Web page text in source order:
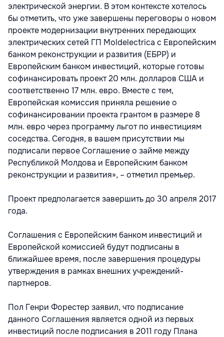
электрической энергии. В этом контексте хотелось
бы отметить, что уже завершены переговоры о новом
проекте модернизации внутренних передающих
электрических сетей ГП Moldelectrica с Европейским
банком реконструкции и развития (ЕБРР) и
Европейским банком инвестиций, которые готовы
софинансировать проект 20 млн. долларов США и
соответственно 17 млн. евро. Вместе с тем,
Европейская комиссия приняла решение о
софинансировании проекта грантом в размере 8
млн. евро через программу льгот по инвестициям
соседства. Сегодня, в вашем присутствии мы
подписали первое Соглашение о займе между
Республикой Молдова и Европейским банком
реконструкции и развития», – отметил премьер.
Проект предполагается завершить до 30 апреля 2017
года.
Соглашения с Европейским банком инвестиций и
Европейской комиссией будут подписаны в
ближайшее время, после завершения процедуры
утверждения в рамках внешних учреждений-
партнеров.
Пол Генри Форестер заявил, что подписание
данного Соглашения является одной из первых
инвестиций после подписания в 2011 году Плана